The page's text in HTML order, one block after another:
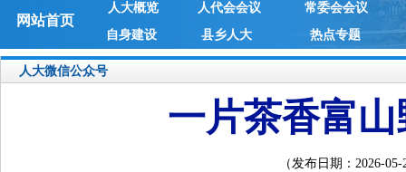
网站首页
人大概览 人代会会议
常委会会议
自身建设
县乡人大 热点专题
人大微信公众号
一片茶香富
（发布日期：2026-